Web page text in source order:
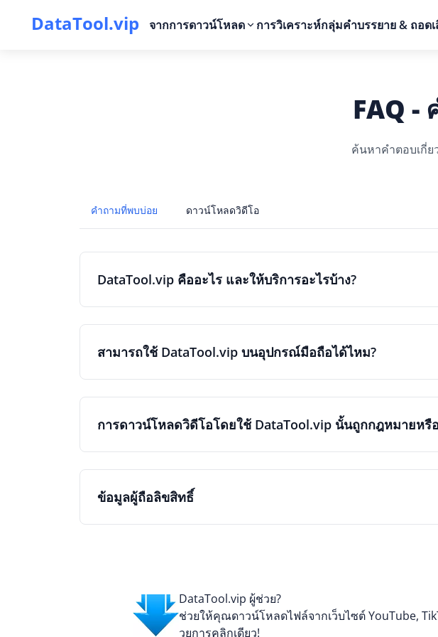
DataTool.vip จากการดาวน์โหลด การวิเคราะห์กลุ่มคำบรรยาย & ถอดเ
FAQ -
ค้นหาคำตอบเกี่
คำถามที่พบบ่อย ดาวน์โหลดวิดีโอ
DataTool.vip คืออะไร และให้บริการอะไรบ้าง?
สามารถใช้ DataTool.vip บนอุปกรณ์มือถือได้ไหม?
การดาวน์โหลดวิดีโอโดยใช้ DataTool.vip นั้นถูกกฎหมายหรื
ข้อมูลผู้ถือลิขสิทธิ์
DataTool.vip ผู้ช่วย?
ช่วยให้คุณดาวน์โหลดไฟล์จากเว็บไซต์ YouTube,
วยการคลิกเดียว!